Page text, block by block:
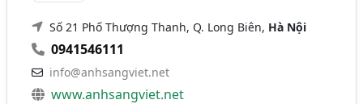
Số 21 Phố Thượng Thanh, Q. Long Biên, Hà Nội
0941546111
info@anhsangviet.net
www.anhsangviet.net